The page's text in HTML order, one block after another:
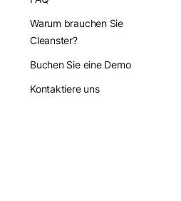
Warum brauchen Sie
Cleanster?
Buchen Sie eine Demo
Kontaktiere uns